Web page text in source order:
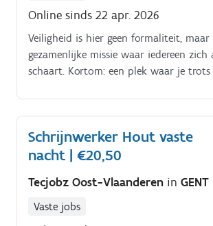
Online sinds 22 apr. 2026
Veiligheid is hier geen formaliteit, maar
gezamenlijke missie waar iedereen zich
schaart. Kortom: een plek waar je trots
wereldklasse!"Wat houdt de job in?
Schrijnwerker Hout vaste
nacht | €20,50
Tecjobz Oost-Vlaanderen in GENT
Vaste jobs